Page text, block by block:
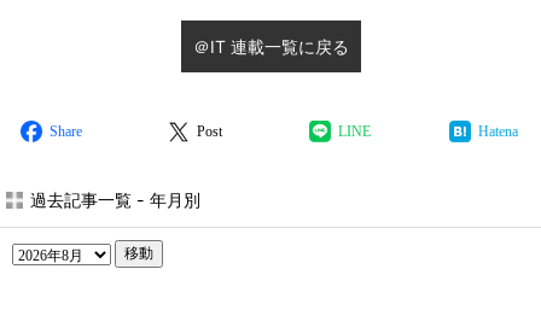
＠IT 連載一覧に戻る
Share Post LINE Hatena
過去記事一覧 - 年月別
移動